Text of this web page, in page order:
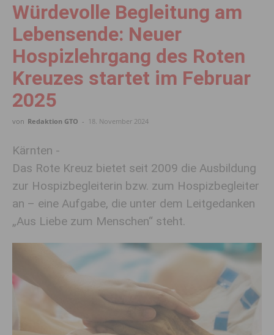
Würdevolle Begleitung am
Lebensende: Neuer
Hospizlehrgang des Roten
Kreuzes startet im Februar
2025
von Redaktion GTO - 18. November 2024
Kärnten -
Das Rote Kreuz bietet seit 2009 die Ausbildung
zur Hospizbegleiterin bzw. zum Hospizbegleiter
an – eine Aufgabe, die unter dem Leitgedanken
„Aus Liebe zum Menschen“ steht.